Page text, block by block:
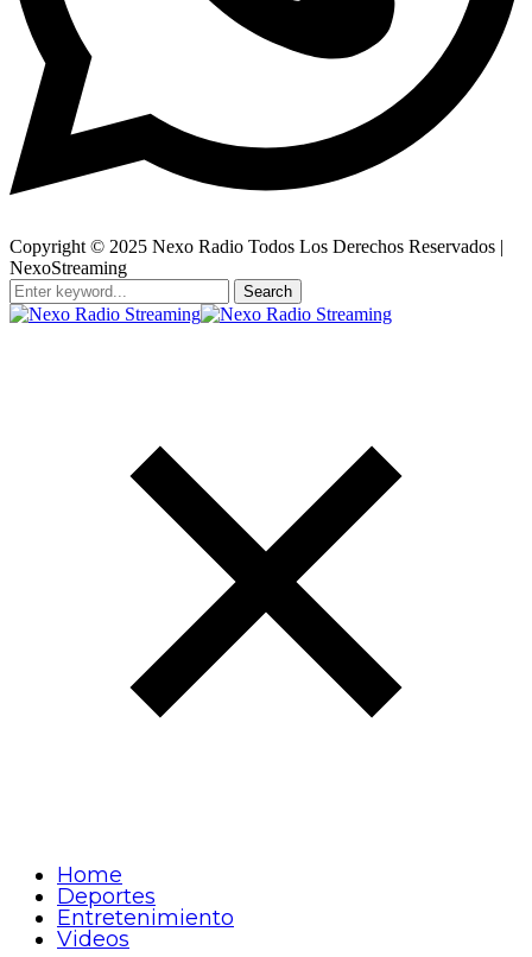
Copyright © 2025 Nexo Radio Todos Los Derechos Reservados |
NexoStreaming
Search
Home
Deportes
Entretenimiento
Videos